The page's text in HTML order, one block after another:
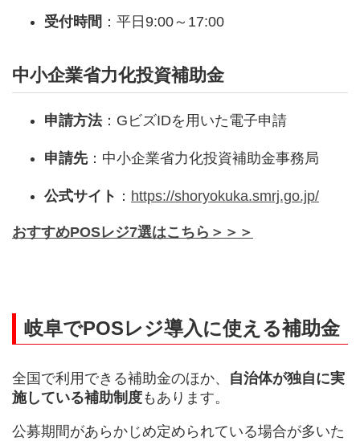
受付時間 ：平日9:00～17:00
中小企業省力化投資補助金
申請方法：GビズIDを用いた電子申請
申請先：中小企業省力化投資補助金事務局
公式サイト ： https://shoryokuka.smrj.go.jp/
おすすめPOSレジ7選はこちら＞＞＞
岐阜でPOSレジ導入に使える補助金
全国で利用できる補助金のほか、 自治体が独自に実
施している補助制度もあります。
公募期間があらかじめ定められている場合が多いた